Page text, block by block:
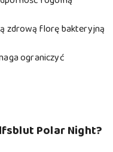
zdrową florę bakteryjną
ograniczyć
Polar Night?